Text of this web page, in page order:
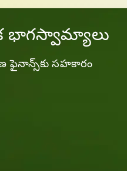
భాగస్వామ్యాలు
ఫైనాన్స్‌కు సహకారం